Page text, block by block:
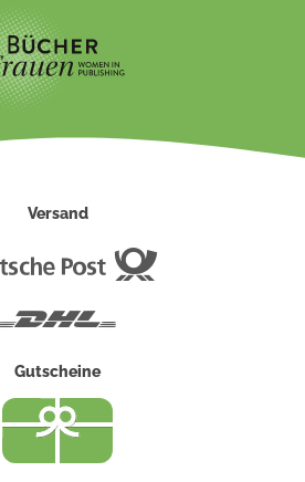
Versand
Gutscheine